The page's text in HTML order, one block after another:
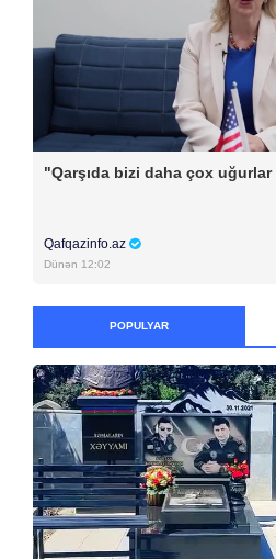
"Qarşıda bizi daha çox
Qafqazinfo.az
Dünən 12:02
POPULYAR